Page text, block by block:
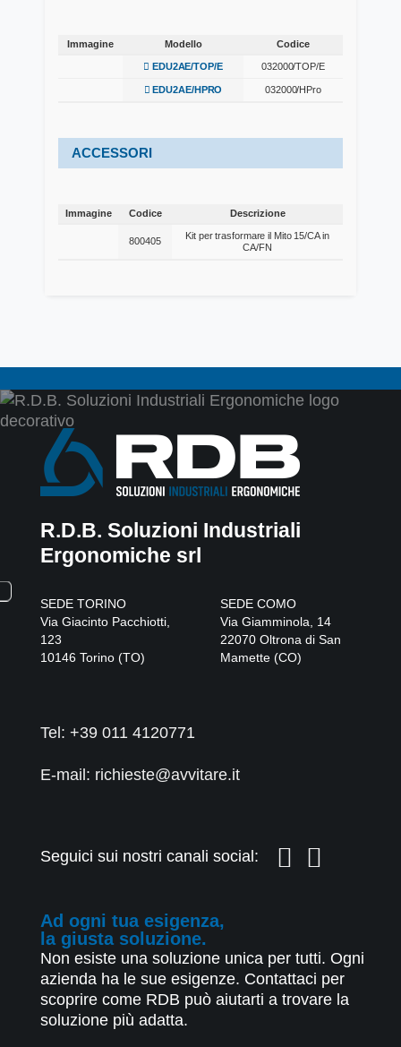
Immagine Modello
Codice
EDU2AE/TOP/E 032000/TOP/E
EDU2AE/HPRO 032000/HPro
ACCESSORI
Immagine Codice
Descrizione
800405
Kit per trasformare il Mito 15/CA in
CA/FN
R.D.B. Soluzioni Industriali
Ergonomiche srl
SEDE TORINO
Via Giacinto Pacchiotti,
123
10146 Torino (TO)
SEDE COMO
Via Giamminola, 14
22070 Oltrona di San
Mamette(CO)
Tel: +39 011 4120771
E-mail: richieste@avvitare.it
Seguici sui nostri canali social:
Ad ogni tua esigenza,
la giusta soluzione.
Non esiste una soluzione unica per tutti. Ogni
azienda ha le sue esigenze. Contattaci per
scoprire come RDB può aiutarti a trovare la
soluzione più adatta.